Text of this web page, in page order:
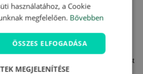
elmentheti a legérdekesebb
listáját itt találhatja meg, a bejelentkezést
használatához, a Cookie
megfelelően. Bővebben
ÖSSZES ELFOGADÁSA
MEGJELENÍTÉSE